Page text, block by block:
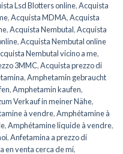
Lsd Blotters online,Acquista
,Acquista MDMA,Acquista
,Acquista Nembutal,Acquista
,Acquista Nembutal online
Nembutal vicino a me,
3MMC,Acquista prezzo di
,Amphetamin gebraucht
,Amphetamin kaufen,
Verkauf in meiner Nähe,
à vendre,Amphétamine à
,Amphétamine liquide à vendre,
,Anfetamina a prezzo di
en venta cerca de mí,